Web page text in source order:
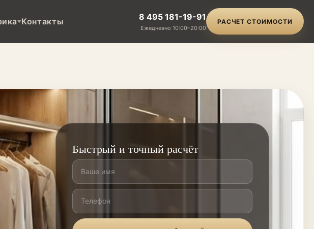
Контакты 8 495 181-19-91
Ежедневно 10:00–20:00
РАСЧЕТ СТОИМОСТИ
Быстрый и точный расчёт